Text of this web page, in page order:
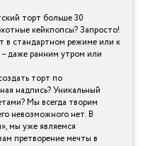
торт больше 30
кейкпопсы? Запросто!
в стандартном режиме или к
даже ранним утром или
торт по
надпись? Уникальный
Мы всегда творим
невозможного нет. В
мы уже являемся
претворение мечты в